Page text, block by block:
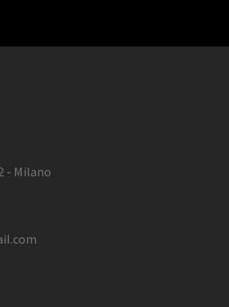
- Milano